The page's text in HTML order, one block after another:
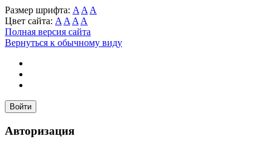
Размер шрифта: A A A
Цвет сайта: A A A A
Полная версия сайта
Вернуться к обычному виду
Войти
Авторизация